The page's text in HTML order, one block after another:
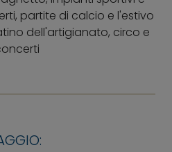
partite di calcio e l'estivo
dell'artigianato, circo e